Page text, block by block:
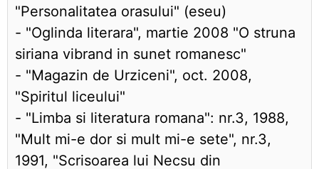
"Personalitatea orasului" (eseu)
- "Oglinda literara", martie 2008 "O struna
siriana vibrand in sunet romanesc"
- "Magazin de Urziceni", oct. 2008,
"Spiritul liceului"
- "Limba si literatura romana": nr.3, 1988,
"Mult mi-e dor si mult mi-e sete", nr.3,
1991, "Scrisoarea lui Necsu din